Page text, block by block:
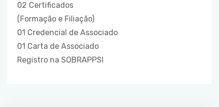
02 Certificados
(Formação e Filiação)
01 Credencial de Associado
01 Carta de Associado
Registro na SOBRAPPSI